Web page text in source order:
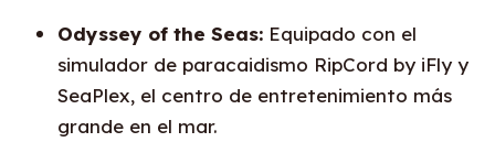
Odyssey of the Seas: Equipado con el
simulador de paracaidismo RipCord by iFly y
SeaPlex, el centro de entretenimiento más
grande en el mar.